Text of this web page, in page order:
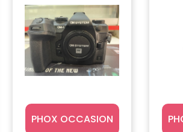
PHOX OCCASION